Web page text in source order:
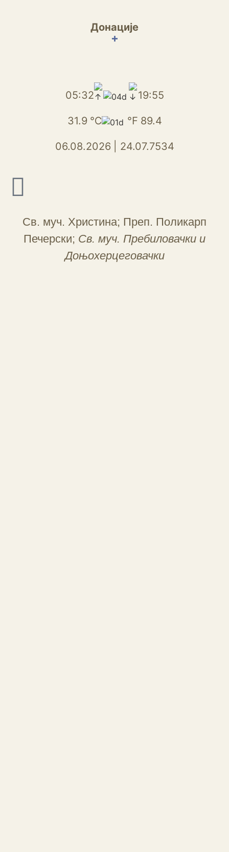
Донације
+
05:32 19:55
31.9 ℃ ℉ 89.4
06.08.2026 24.07.7534
Св. муч. Христина; Преп. Поликарп
Печерски; Св. муч. Пребиловачки и
Доњохерцеговачки